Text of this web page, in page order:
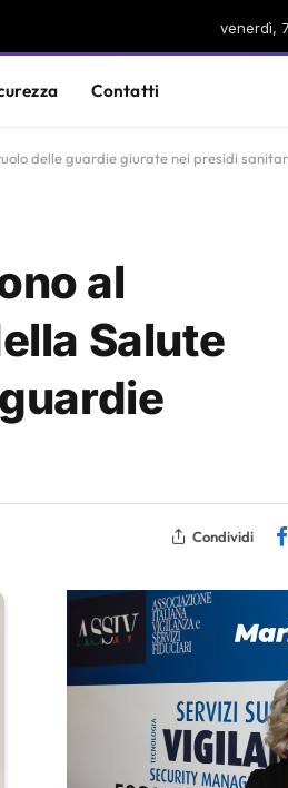
venerdì,
Contatti
delle guardie giurate nei presidi
al
Salute
Condividi